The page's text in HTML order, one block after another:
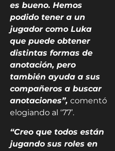
es bueno. Hemos
podido tener a un
jugador como Luka
que puede obtener
distintas formas de
anotación, pero
también ayuda a sus
compañeros a buscar
anotaciones”, comentó
elogiando al ‘77’.
“Creo que todos están
jugando sus roles en